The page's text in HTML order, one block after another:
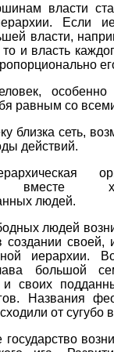
власти
Если
власти,
и власть
особенно
равным со
близка сеть,
действий.
вместе
людей.
людей
создании своей,
иерархии.
большой
своих
Названия
от сугубо